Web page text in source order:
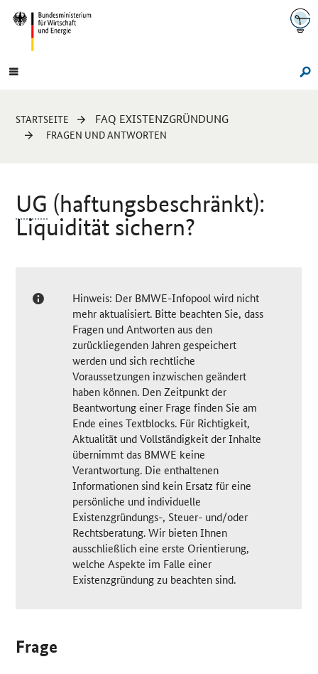
Navigation
Hauptmenü
Sie
sind
STARTSEITE FAQ EXISTENZGRÜNDUNG
FRAGEN UND ANTWORTEN
UG (haftungsbeschränkt):
Liquidität sichern?
Hinweis: Der BMWE-Infopool wird nicht
mehr aktualisiert. Bitte beachten Sie, dass
Fragen und Antworten aus den
zurückliegenden Jahren gespeichert
werden und sich rechtliche
Voraussetzungen inzwischen geändert
haben können. Den Zeitpunkt der
Beantwortung einer Frage finden Sie am
Ende eines Textblocks. Für Richtigkeit,
Aktualität und Vollständigkeit der Inhalte
übernimmt das BMWE keine
Verantwortung. Die enthaltenen
Informationen sind kein Ersatz für eine
persönliche und individuelle
Existenzgründungs-, Steuer- und/oder
Rechtsberatung. Wir bieten Ihnen
ausschließlich eine erste Orientierung,
welche Aspekte im Falle einer
Existenzgründung zu beachten sind.
Frage